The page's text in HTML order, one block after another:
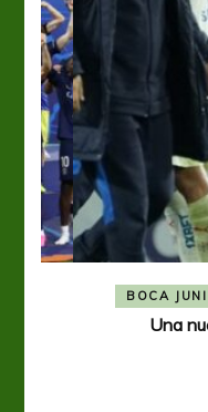
BOCA JUNIORS
Una